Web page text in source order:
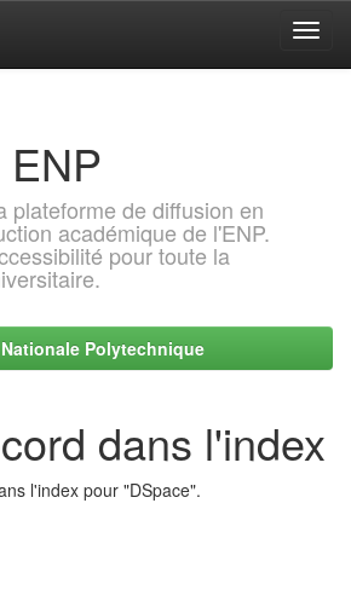
plateforme de diffusion en
académique de l'ENP.
pour toute la
Polytechnique
dans l'index
l'index pour "DSpace".